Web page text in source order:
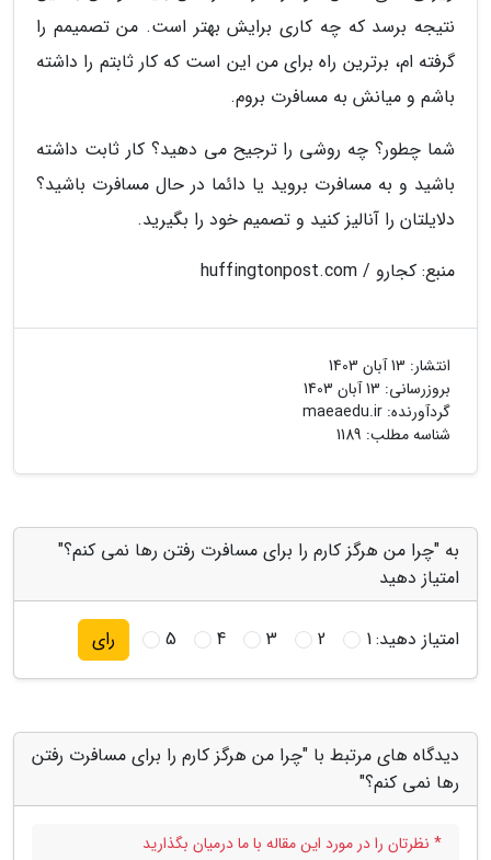
نتیجه برسد که چه کاری برایش بهتر است. من تصمیمم را
گرفته ام، برترین راه برای من این است که کار ثابتم را داشته
باشم و میانش به مسافرت بروم.
شما چطور؟ چه روشی را ترجیح می دهید؟ کار ثابت داشته
باشید و به مسافرت بروید یا دائما در حال مسافرت باشید؟
دلایلتان را آنالیز کنید و تصمیم خود را بگیرید.
منبع: کجارو / huffingtonpost.com
انتشار: 13 آبان 1403
بروزرسانی: 13 آبان 1403
گردآورنده: maeaedu.ir
شناسه مطلب: 1189
به "چرا من هرگز کارم را برای مسافرت رفتن رها نمی کنم؟"
امتیاز دهید
امتیاز دهید:1
2
3
4
5 رای
دیدگاه های مرتبط با "چرا من هرگز کارم را برای مسافرت رفتن
رها نمی کنم؟"
* نظرتان را در مورد این مقاله با ما درمیان بگذارید